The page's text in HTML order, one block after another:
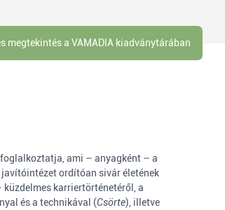
megtekintés a VAMADIA kiadványtárában
ami – anyagként – a
javítóintézet ordítóan sivár életének
karriertörténetéről, a
és a technikával (Csörte), illetve